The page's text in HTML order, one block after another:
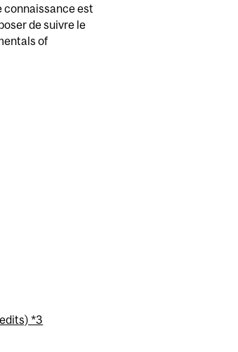
connaissance est
de suivre le
of
*3